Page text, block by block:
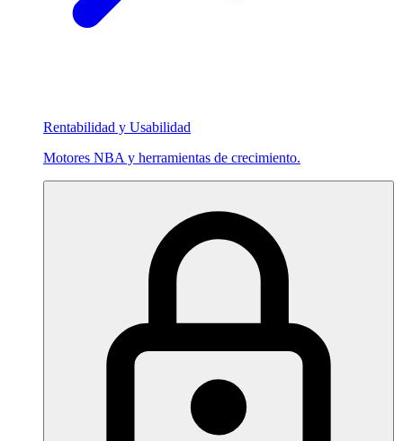
Rentabilidad y Usabilidad
Motores NBA y herramientas de crecimiento.